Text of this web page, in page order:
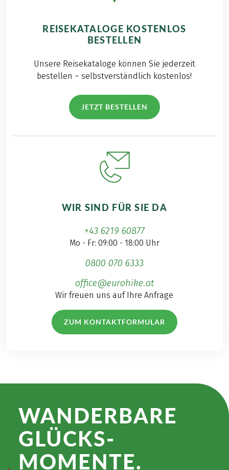
REISEKATALOGE KOSTENLOS
BESTELLEN
Unsere Reisekataloge können Sie jederzeit
bestellen – selbstverständlich kostenlos!
JETZT BESTELLEN
WIR SIND FÜR SIE DA
+43 6219 60877
Mo - Fr: 09:00 - 18:00 Uhr
0800 070 6333
office@eurohike.at
Wir freuen uns auf Ihre Anfrage
ZUM KONTAKTFORMULAR
WANDER­BARE
GLÜCKS­
MOMENTE.